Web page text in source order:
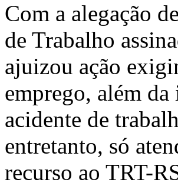
Com a alegação
de Trabalho
ajuizou ação
emprego, além
acidente de
entretanto, só
recurso ao TRT-